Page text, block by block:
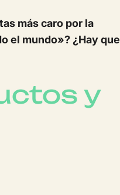
más caro por la
el mundo»? ¿Hay que
y